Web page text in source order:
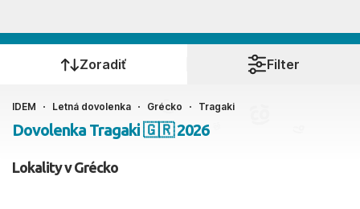
Kedy cestujete?
Ako cestujete?
2 dospelí, 0 deti
Zoradiť Filter
IDEM Letná dovolenka Grécko Tragaki
Dovolenka Tragaki 🇬🇷 2026
Lokality v Grécko